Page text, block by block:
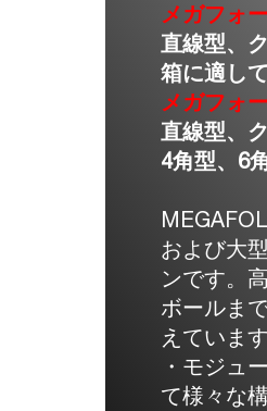
メガフォ
直線型、
箱に適し
メガフォ
直線型、
4角型、6
および大
ンです。
ボールま
えています
・モジュ
て様々な